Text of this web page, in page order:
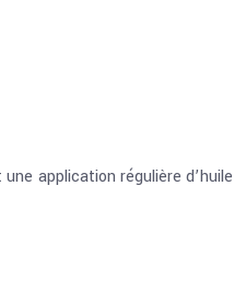
application régulière d’huile